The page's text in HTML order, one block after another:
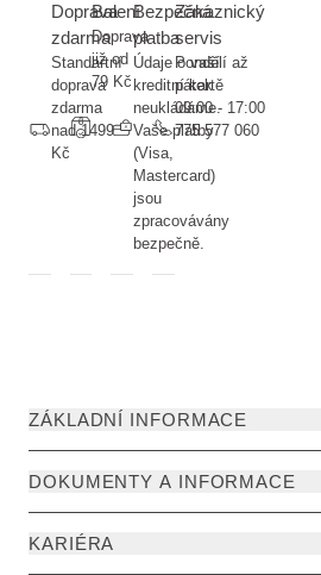
Doprava
zdarma
Standartní
doprava
zdarma
nad 1499
Kč
Balení
Doprava
již od
79 Kč
Bezpečná
platba
Údaje o vaší
kreditní kartě
neukládáme.
Vaše platby
(Visa,
Mastercard)
jsou
zpracovávány
bezpečně.
Zákaznický
servis
Pondělí až
pátek
09:00 - 17:00
775 577 060
ZÁKLADNÍ INFORMACE
DOKUMENTY A INFORMACE
KARIÉRA